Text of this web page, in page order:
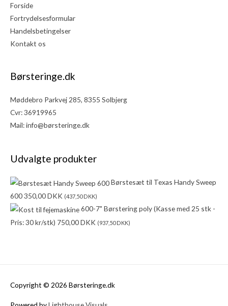
Forside
Fortrydelsesformular
Handelsbetingelser
Kontakt os
Børsteringe.dk
Møddebro Parkvej 285, 8355 Solbjerg
Cvr: 36919965
Mail:info@børsteringe.dk
Udvalgte produkter
Børstesæt til Texas Handy Sweep
600350,00DKK (437,50DKK)
600-7" Børstering poly (Kasse med 25 stk -
Pris: 30 kr/stk) 750,00DKK (937,50DKK)
Copyright © 2026 Børsteringe.dk